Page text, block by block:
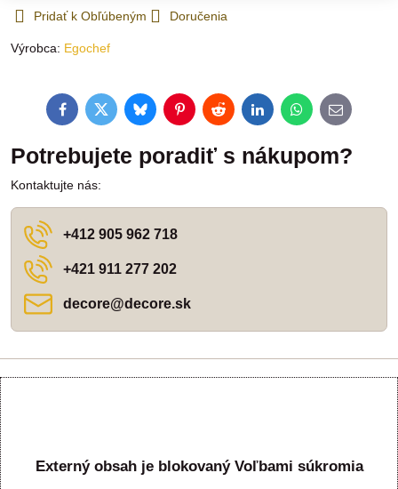
Pridať k Obľúbeným Doručenia
Výrobca: Egochef
FacebookTwitterBlueskyPinterestRedditLinkedInWhatsApp
E-
mail
Potrebujete poradiť s nákupom?
Kontaktujte nás:
+412 905 962 718
+421 911 277 202
decore​@decore​.sk
Externý obsah je blokovaný Voľbami súkromia